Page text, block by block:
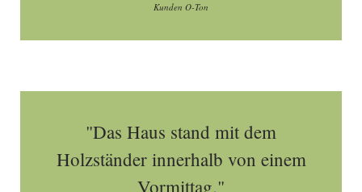
Kunden O-Ton
"Das Haus stand mit dem
Holzständer innerhalb von einem
Vormittag."